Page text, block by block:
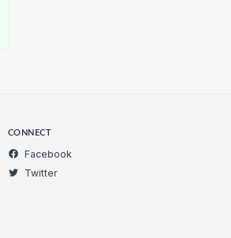
CONNECT
Facebook
Twitter